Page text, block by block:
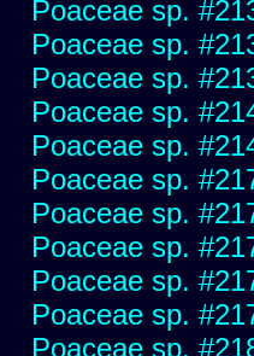
Poaceae sp.
Poaceae sp.
Poaceae sp.
Poaceae sp.
Poaceae sp.
Poaceae sp.
Poaceae sp.
Poaceae sp.
Poaceae sp.
Poaceae sp.
Poaceae sp.